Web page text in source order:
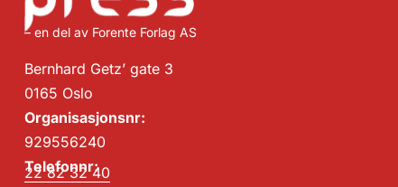
– en del av Forente Forlag AS
Bernhard Getz’ gate 3
0165 Oslo
Organisasjonsnr:
929556240
Telefonnr:
22 82 32 40